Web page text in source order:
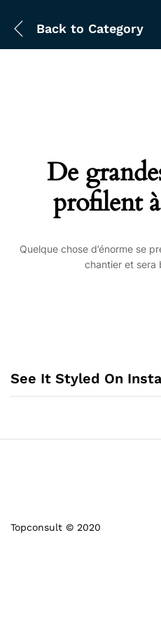
Back to Category
De
profilent
Quelque chose d’énorme se
chantier et sera
See It Styled On
Topconsult © 2020